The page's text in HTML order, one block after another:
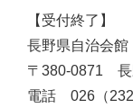
【受付終了】
長野県自治会
〒380-0871 長
電話 026（232